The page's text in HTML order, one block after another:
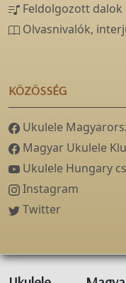
Feldolgozott dalok
Olvasnivalók,
KÖZÖSSÉG
Ukulele
Magyar Ukulele
Ukulele Hungary
Instagram
Twitter